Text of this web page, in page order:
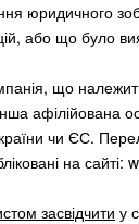
юридичного
або що було
що
афілійована
чи ЄС.
на сайті:
засвідчити у